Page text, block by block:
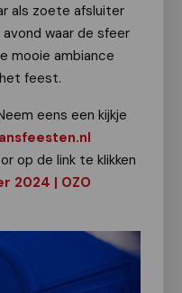
als zoete afsluiter
avond waar de sfeer
mooie ambiance
feest.
eens een kijkje
op de link te klikken
2024 | OZO